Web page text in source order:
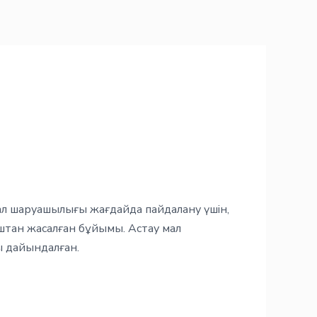
шаруашылығы жағдайда пайдалану үшін,
жасалған бұйымы. Астау мал